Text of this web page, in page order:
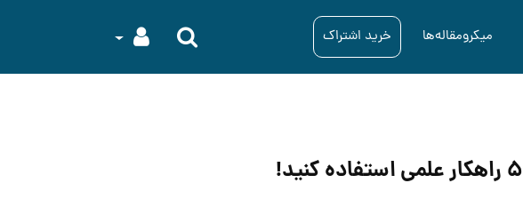
میکرومقاله‌ها خرید اشتراک